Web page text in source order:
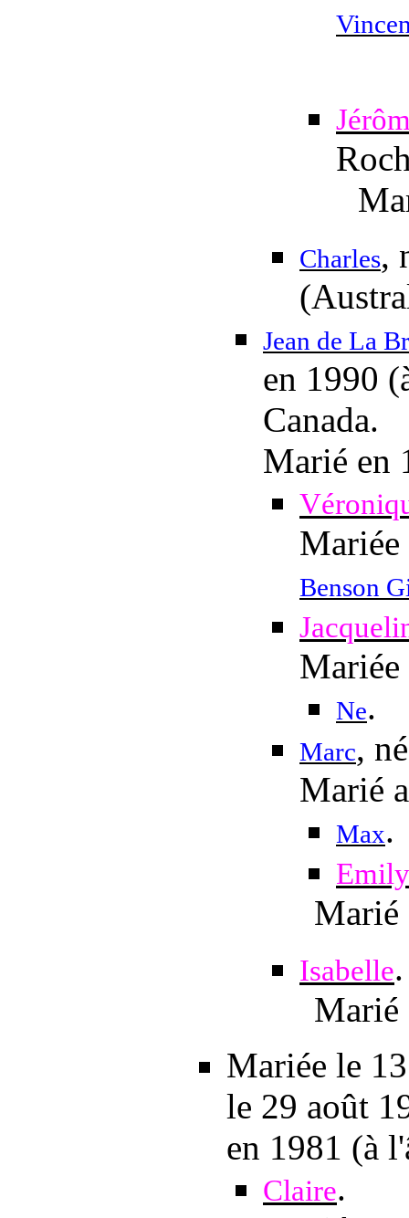
Charles,
Jean de La
en 1990
Canada.
Marié en
Mariée
Benson
Ne.
Marc,
Marié
Max.
Emily
Isabelle.
Mariée le
le 29 août
en 1981 (à
Claire.